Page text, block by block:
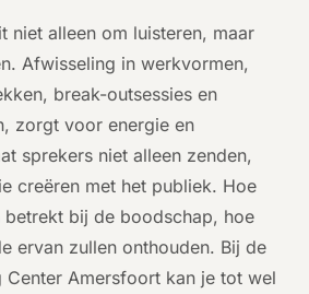
niet alleen om luisteren, maar
Afwisseling in werkvormen,
break-outsessies en
zorgt voor energie en
sprekers niet alleen zenden,
creëren met het publiek. Hoe
betrekt bij de boodschap, hoe
ervan zullen onthouden. Bij de
Center Amersfoort kan je tot wel